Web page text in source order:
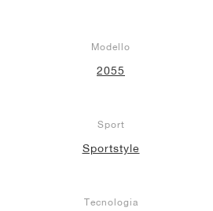
Modello
2055
Sport
Sportstyle
Tecnologia